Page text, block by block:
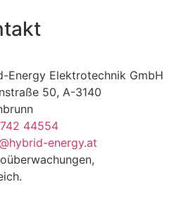
Energy Elektrotechnik GmbH
50, A-3140
44554
energy.at